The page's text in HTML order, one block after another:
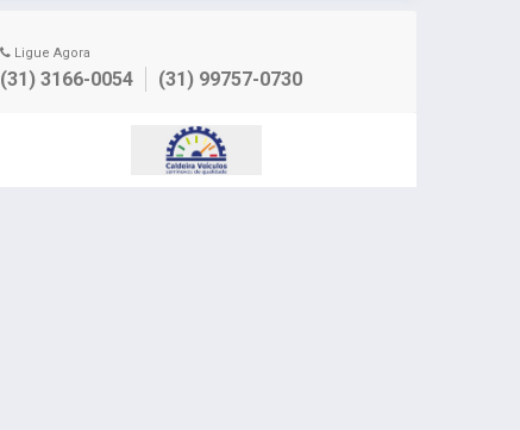
Ligue Agora
(31) 3166-0054 (31) 99757-0730